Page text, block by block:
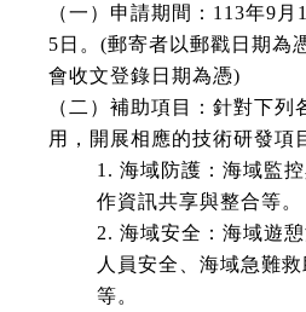
（一）申請期間：113年9月
5日。(郵寄者以郵戳日期為
會收文登錄日期為憑)
（二）補助項目：針對下
用，開展相應的技術研發項
1. 海域防護：海域監
作資訊共享與整合等。
2. 海域安全：海域遊
人員安全、海域急難
等。